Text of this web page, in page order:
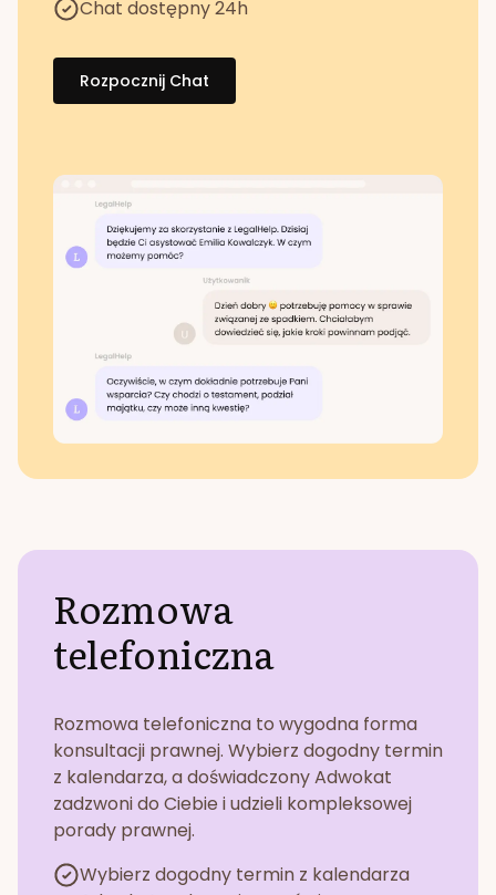
Chat dostępny 24h
Rozpocznij Chat
Rozmowa
telefoniczna
Rozmowa telefoniczna to wygodna forma
konsultacji prawnej. Wybierz dogodny termin
z kalendarza, a doświadczony Adwokat
zadzwoni do Ciebie i udzieli kompleksowej
porady prawnej.
Wybierz dogodny termin z kalendarza